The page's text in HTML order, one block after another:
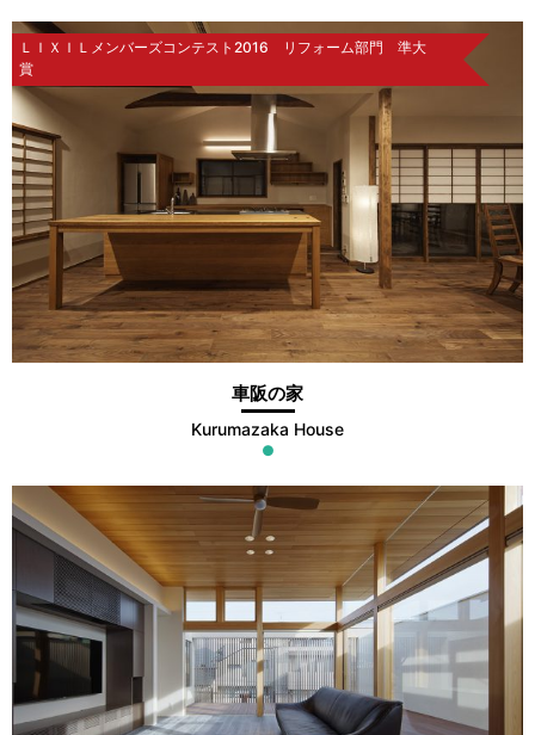
ＬＩＸＩＬメンバーズコンテスト2016 リフォーム部門 準大
賞
車阪の家
Kurumazaka House
●